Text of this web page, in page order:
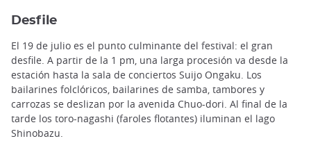
Desfile
El 19 de julio es el punto culminante del festival: el gran
desfile. A partir de la 1 pm, una larga procesión va desde la
estación hasta la sala de conciertos Suijo Ongaku. Los
bailarines folclóricos, bailarines de samba, tambores y
carrozas se deslizan por la avenida Chuo-dori. Al final de la
tarde los toro-nagashi (faroles flotantes) iluminan el lago
Shinobazu.